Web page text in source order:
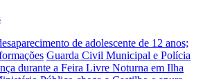
de adolescente de 12 anos;
Guarda Civil Municipal e Polícia
durante a Feira Livre Noturna em Ilha